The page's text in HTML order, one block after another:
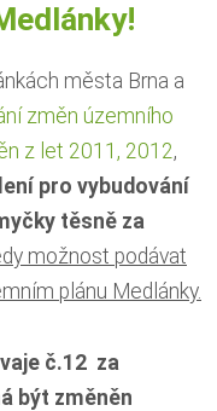
města Brna a
změn územního
z let 2011, 2012,
pro vybudování
těsně za
možnost podávat
plánu Medlánky.
č.12 za
být změněn